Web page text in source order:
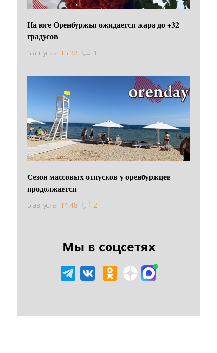
На юге Оренбуржья ожидается жара до +32
градусов
5 августа 15:32 1
Сезон массовых отпусков у оренбуржцев
продолжается
5 августа 14:48 2
Мы в соцсетях